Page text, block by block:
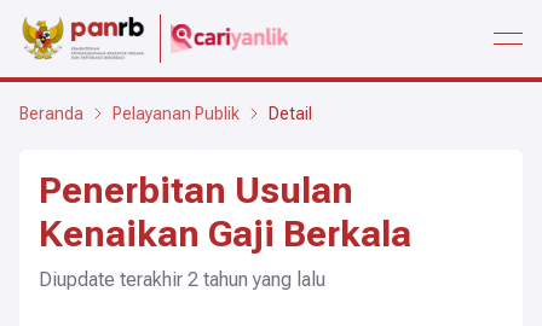
Beranda Pelayanan Publik Detail
Penerbitan Usulan
Kenaikan Gaji Berkala
Diupdate terakhir 2 tahun yang lalu